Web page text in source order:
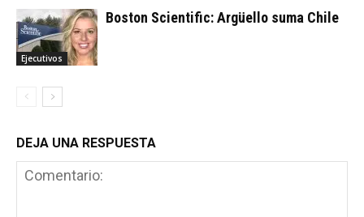
Ejecutivos
Boston Scientific: Argüello suma Chile
DEJA UNA RESPUESTA